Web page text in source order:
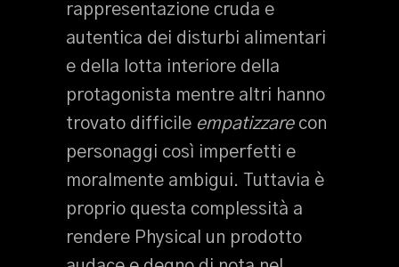
rappresentazione cruda e
autentica dei disturbi alimentari
e della lotta interiore della
protagonista mentre altri hanno
trovato difficile empatizzarecon
personaggi così imperfetti e
moralmente ambigui. Tuttavia è
proprio questa complessità a
rendere Physical un prodotto